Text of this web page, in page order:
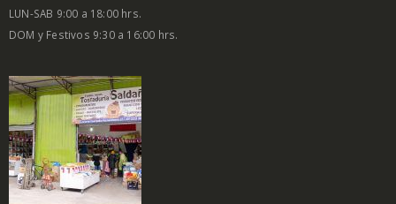
LUN-SAB 9:00 a 18:00 hrs.
DOM y Festivos 9:30 a 16:00 hrs.